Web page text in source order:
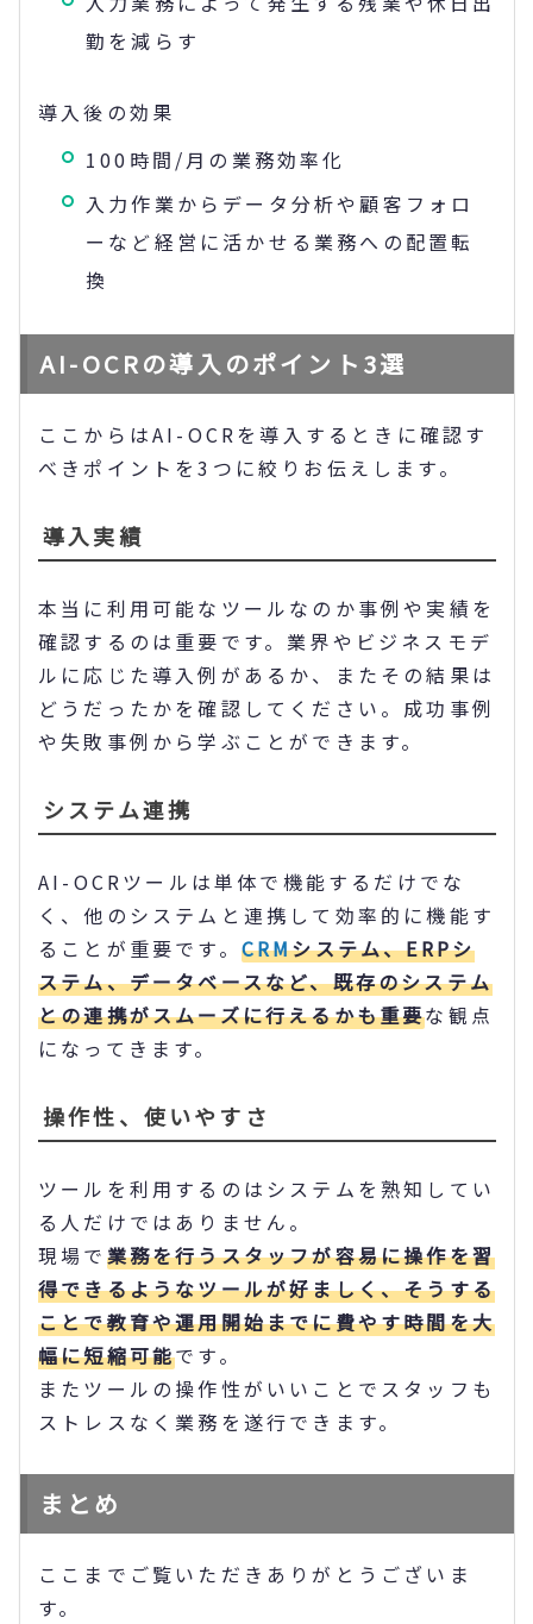
勤を減らす
導入後の効果
100時間/月の業務効率化
入力作業からデータ分析や顧客フォロ
ーなど経営に活かせる業務への配置転
換
AI-OCRの導入のポイント3選
ここからはAI-OCRを導入するときに確認す
べきポイントを3つに絞りお伝えします。
導入実績
本当に利用可能なツールなのか事例や実績を
確認するのは重要です。業界やビジネスモデ
ルに応じた導入例があるか、またその結果は
どうだったかを確認してください。成功事例
や失敗事例から学ぶことができます。
システム連携
AI-OCRツールは単体で機能するだけでな
く、他のシステムと連携して効率的に機能す
ることが重要です。 CRMシステム、ERPシ
ステム、データベースなど、既存のシステム
との連携がスムーズに行えるかも重要な観点
になってきます。
操作性、使いやすさ
ツールを利用するのはシステムを熟知してい
る人だけではありません。
現場で 業務を行うスタッフが容易に操作を習
得できるようなツールが好ましく、そうする
ことで教育や運用開始までに費やす時間を大
幅に短縮可能です。
またツールの操作性がいいことでスタッフも
ストレスなく業務を遂行できます。
まとめ
ここまでご覧いただきありがとうございま
す。